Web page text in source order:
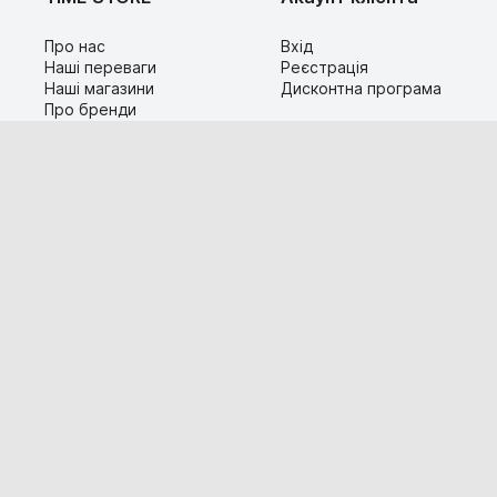
Про нас
Наші переваги
Наші магазини
Про бренди
Вхід
Реєстрація
Дисконтна програма